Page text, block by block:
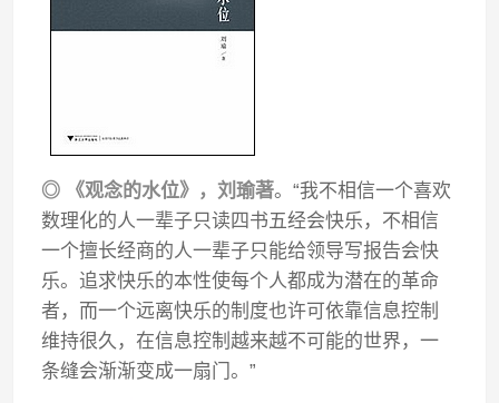
◎ 《观念的水位》，刘瑜著。“我不相信一个喜欢
数理化的人一辈子只读四书五经会快乐，不相信
一个擅长经商的人一辈子只能给领导写报告会快
乐。追求快乐的本性使每个人都成为潜在的革命
者，而一个远离快乐的制度也许可依靠信息控制
维持很久，在信息控制越来越不可能的世界，一
条缝会渐渐变成一扇门。”